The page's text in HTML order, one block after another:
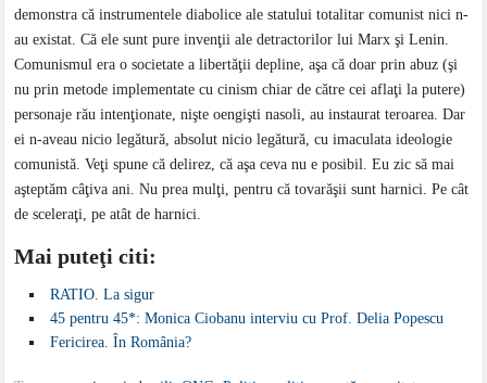
demonstra că instrumentele diabolice ale statului totalitar comunist nici n-
au existat. Că ele sunt pure invenţii ale detractorilor lui Marx şi Lenin.
Comunismul era o societate a libertăţii depline, aşa că doar prin abuz (şi
nu prin metode implementate cu cinism chiar de către cei aflaţi la putere)
personaje rău intenţionate, nişte oengişti nasoli, au instaurat teroarea. Dar
ei n-aveau nicio legătură, absolut nicio legătură, cu imaculata ideologie
comunistă. Veţi spune că delirez, că aşa ceva nu e posibil. Eu zic să mai
aşteptăm câţiva ani. Nu prea mulţi, pentru că tovarăşii sunt harnici. Pe cât
de sceleraţi, pe atât de harnici.
Mai puteţi citi:
RATIO. La sigur
45 pentru 45*: Monica Ciobanu interviu cu Prof. Delia Popescu
Fericirea. În România?